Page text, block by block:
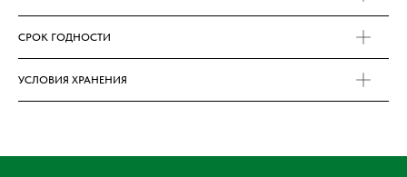
СРОК ГОДНОСТИ
УСЛОВИЯ ХРАНЕНИЯ